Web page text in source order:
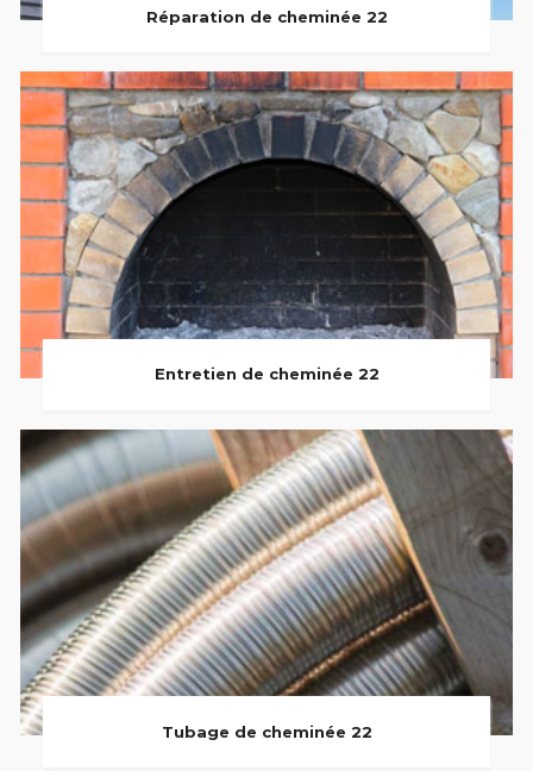
Réparation de cheminée 22
Entretien de cheminée 22
Tubage de cheminée 22